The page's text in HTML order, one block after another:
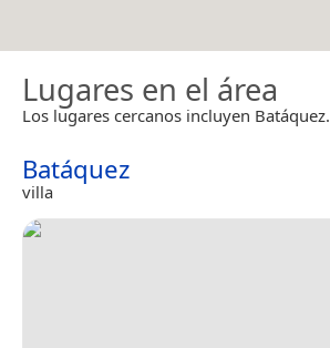
Lugares en el área
Los lugares cercanos incluyen Batáquez.
Batáquez
villa